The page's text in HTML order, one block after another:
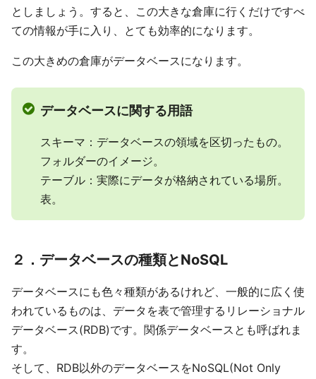
としましょう。すると、この大きな倉庫に行くだけですべ
ての情報が手に入り、とても効率的になります。
この大きめの倉庫がデータベースになります。
データベースに関する用語
スキーマ：データベースの領域を区切ったもの。
フォルダーのイメージ。
テーブル：実際にデータが格納されている場所。
表。
２．データベースの種類とNoSQL
データベースにも色々種類があるけれど、一般的に広く使
われているものは、データを表で管理するリレーショナル
データベース(RDB)です。関係データベースとも呼ばれま
す。
そして、RDB以外のデータベースをNoSQL(Not Only